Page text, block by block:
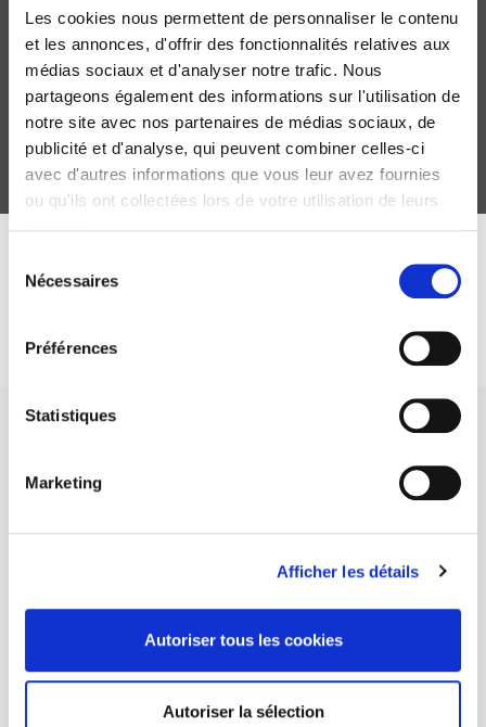
Les cookies nous permettent de personnaliser le contenu
et les annonces, d'offrir des fonctionnalités relatives aux
médias sociaux et d'analyser notre trafic. Nous
partageons également des informations sur l'utilisation de
notre site avec nos partenaires de médias sociaux, de
publicité et d'analyse, qui peuvent combiner celles-ci
avec d'autres informations que vous leur avez fournies
ou qu'ils ont collectées lors de votre utilisation de leurs
Nécessaires
Préférences
Statistiques
Marketing
Afficher les détails
Autoriser tous les cookies
Autoriser la sélection
Raisons politiques 82, mai 2021
Politique du tirage au sort
Lionel Cordier, Marie Montagnon
DISCOVER OUR JOURNALS
continue
FOREIGN RIGHTS